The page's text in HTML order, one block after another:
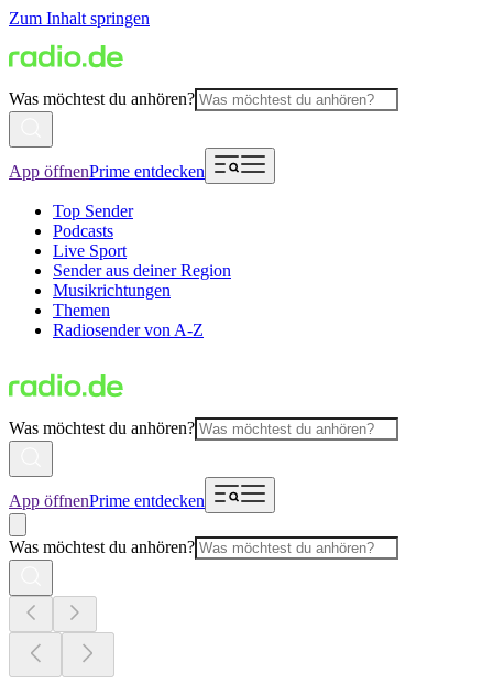
Zum Inhalt springen
Was möchtest du anhören?
App öffnenPrime entdecken
Top Sender
Podcasts
Live Sport
Sender aus deiner Region
Musikrichtungen
Themen
Radiosender von A-Z
Was möchtest du anhören?
App öffnenPrime entdecken
Was möchtest du anhören?